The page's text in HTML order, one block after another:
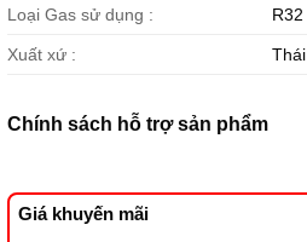
Loại Gas sử dụng : R32
Xuất xứ :
Chính sách hỗ trợ sản phẩm
Giá khuyến mãi